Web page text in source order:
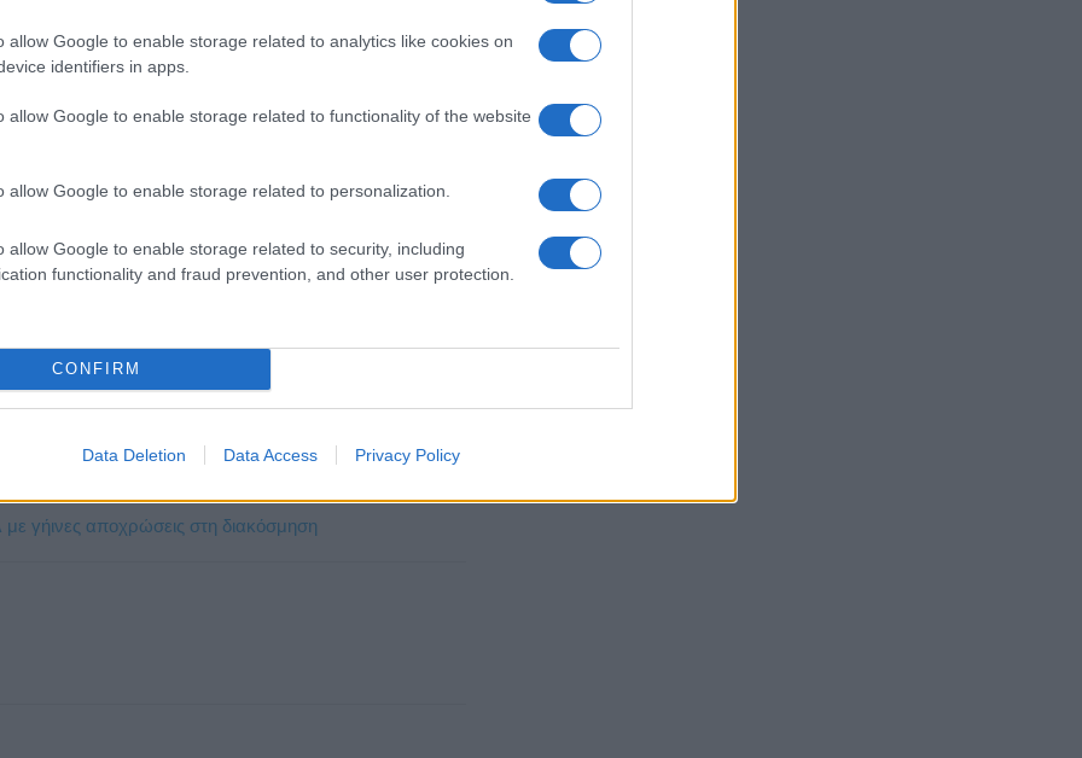
allow Google to enable storage related to analytics like cookies on
identifiers in apps.
allow Google to enable storage related to functionality of the website
allow Google to enable storage related to personalization.
allow Google to enable storage related to security, including
functionality and fraud prevention, and other user protection.
CONFIRM
Data Deletion Data Access Privacy Policy
γυρίζουμε προσεκτικά την πίτα και συνεχίζουμε το
σε ξύλο κοπής και την αφήνουμε 5 λεπτά να
λεμονιού στη γέμιση ή λίγο ξύσμα λεμονιού.
τριμμένο μαζί με τη φέτα.
να ψηθεί σωστά το φύλλο χωρίς να καεί.
αγγουριού και λίγων ελιών για ένα πλήρες
ζεστάνετε ελαφρά στο τηγάνι λίγο πριν το
με γήινες αποχρώσεις στη διακόσμηση